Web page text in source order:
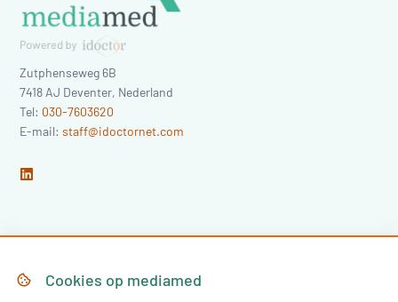
Zutphenseweg 6B
7418 AJ Deventer, Nederland
Tel: 030-7603620
E-mail:staff@idoctornet.com
HomeCookies op mediamed